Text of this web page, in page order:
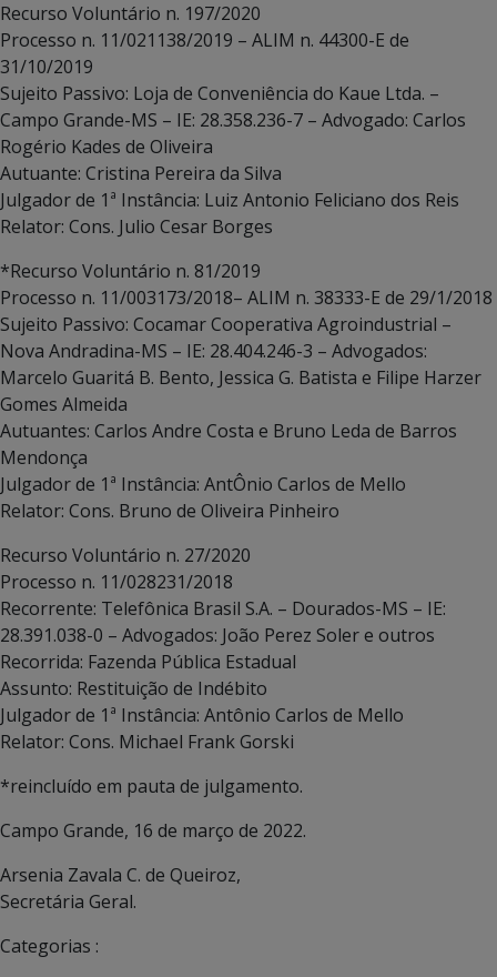
Recurso Voluntário n. 197/2020
Processo n. 11/021138/2019 – ALIM n. 44300-E de
31/10/2019
Sujeito Passivo: Loja de Conveniência do Kaue Ltda. –
Campo Grande-MS – IE: 28.358.236-7 – Advogado: Carlos
Rogério Kades de Oliveira
Autuante: Cristina Pereira da Silva
Julgador de 1ª Instância: Luiz Antonio Feliciano dos Reis
Relator: Cons. Julio Cesar Borges
*Recurso Voluntário n. 81/2019
Processo n. 11/003173/2018– ALIM n. 38333-E de 29/1/2018
Sujeito Passivo: Cocamar Cooperativa Agroindustrial –
Nova Andradina-MS – IE: 28.404.246-3 – Advogados:
Marcelo Guaritá B. Bento, Jessica G. Batista e Filipe Harzer
Gomes Almeida
Autuantes: Carlos Andre Costa e Bruno Leda de Barros
Mendonça
Julgador de 1ª Instância: AntÔnio Carlos de Mello
Relator: Cons. Bruno de Oliveira Pinheiro
Recurso Voluntário n. 27/2020
Processo n. 11/028231/2018
Recorrente: Telefônica Brasil S.A. – Dourados-MS – IE:
28.391.038-0 – Advogados: João Perez Soler e outros
Recorrida: Fazenda Pública Estadual
Assunto: Restituição de Indébito
Julgador de 1ª Instância: Antônio Carlos de Mello
Relator: Cons. Michael Frank Gorski
*reincluído em pauta de julgamento.
Campo Grande, 16 de março de 2022.
Arsenia Zavala C. de Queiroz,
Secretária Geral.
Categorias :